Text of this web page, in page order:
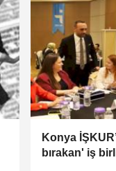
Konya
bırakan' iş